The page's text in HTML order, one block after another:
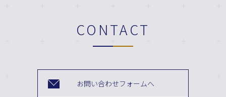
CONTACT
お問い合わせフォームへ